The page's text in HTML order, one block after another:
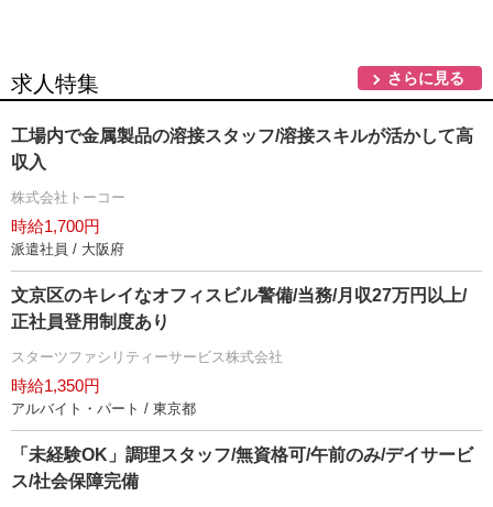
求人特集 さらに見る
工場内で金属製品の溶接スタッフ/溶接スキルが活かして高
収入
株式会社トーコー
時給1,700円
派遣社員 / 大阪府
文京区のキレイなオフィスビル警備/当務/月収27万円以上/
正社員登用制度あり
スターツファシリティーサービス株式会社
時給1,350円
アルバイト・パート / 東京都
「未経験OK」調理スタッフ/無資格可/午前のみ/デイサービ
ス/社会保障完備